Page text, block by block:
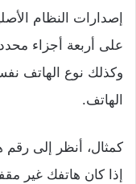
إصدارات النظام
على أربعة أجزاء
وكذلك نوع الهاتف
الهاتف.
كمثال، أنظر إلى رقم
إذا كان هاتفك غير